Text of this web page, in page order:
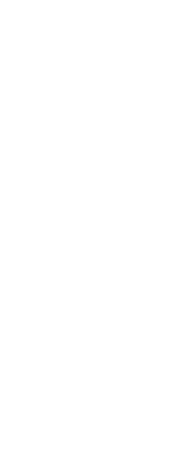
na výběžku
Doporučujeme náročnějším